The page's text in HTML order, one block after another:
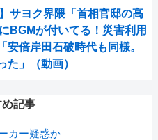
サヨク界隈「首相官邸の高
BGMが付いてる！災害利用
倍岸田石破時代も同様。
た」（動画）
記事
カー疑惑か